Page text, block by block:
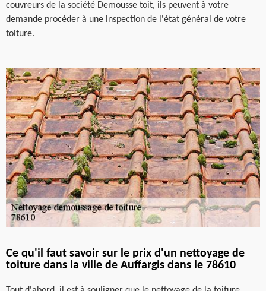
couvreurs de la société Demousse toit, ils peuvent à votre
demande procéder à une inspection de l'état général de votre
toiture.
Ce qu'il faut savoir sur le prix d'un nettoyage de
toiture dans la ville de Auffargis dans le 78610